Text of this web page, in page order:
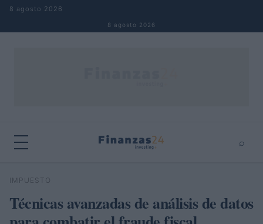
Saltar al contenido
8 agosto 2026
8 agosto 2026
⌕
Buscar
IMPUESTO
Técnicas avanzadas de análisis de datos